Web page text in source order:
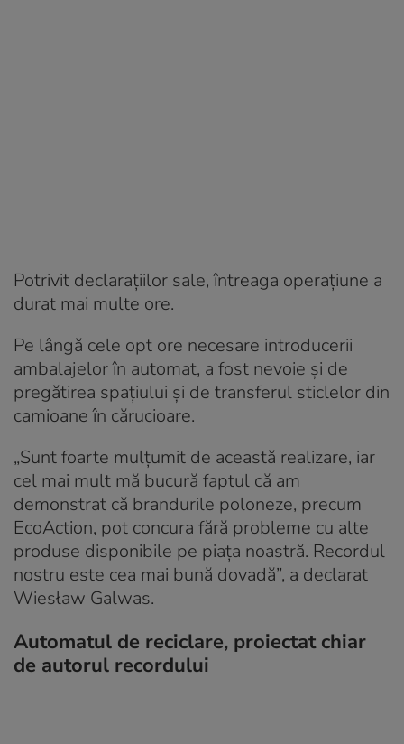
Potrivit declarațiilor sale, întreaga operațiune a
durat mai multe ore.
Pe lângă cele opt ore necesare introducerii
ambalajelor în automat, a fost nevoie și de
pregătirea spațiului și de transferul sticlelor din
camioane în cărucioare.
„Sunt foarte mulțumit de această realizare, iar
cel mai mult mă bucură faptul că am
demonstrat că brandurile poloneze, precum
EcoAction, pot concura fără probleme cu alte
produse disponibile pe piața noastră. Recordul
nostru este cea mai bună dovadă”, a declarat
Wiesław Galwas.
Automatul de reciclare, proiectat chiar
de autorul recordului